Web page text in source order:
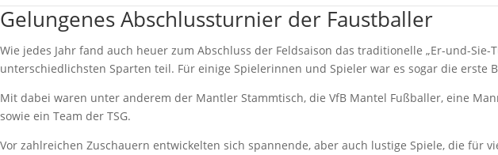
Gelungenes Abschlussturnier der Faustballer
Wie jedes Jahr fand auch heuer zum Abschluss der Feldsaison das traditionelle „Er-und-
unterschiedlichsten Sparten teil. Für einige Spielerinnen und Spieler war es sogar die erste
Mit dabei waren unter anderem der Mantler Stammtisch, die VfB Mantel Fußballer, eine
sowie ein Team der TSG.
Vor zahlreichen Zuschauern entwickelten sich spannende, aber auch lustige Spiele, die für